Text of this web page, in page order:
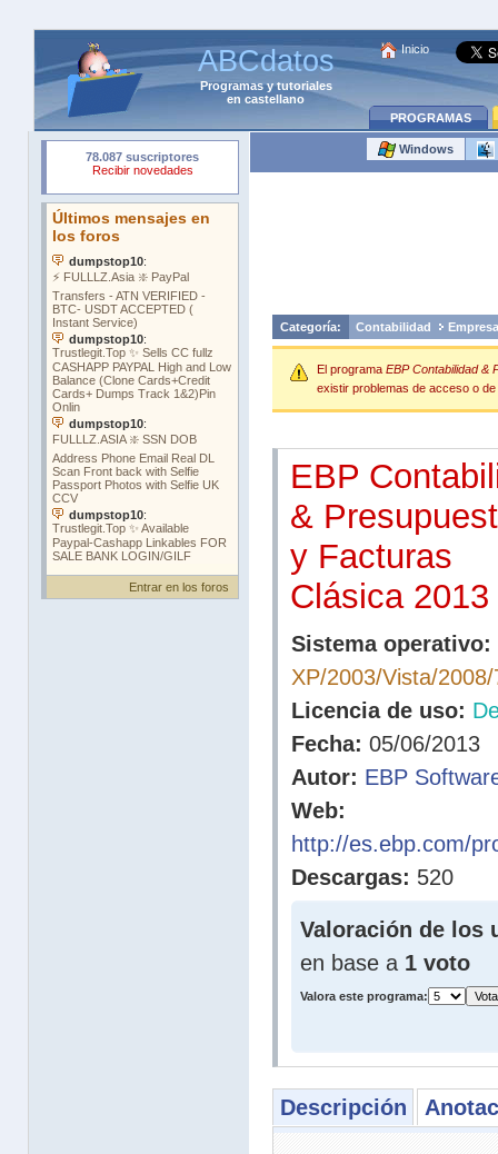
ABCdatos
Programasytutoriales
en castellano
Inicio
PROGRAMAS
Entrar en los foros
Windows
Categoría: Contabilidad
El programa EBP Contabilidad &
existir problemas de acceso o
EBP
&
y Facturas
Clásica 2013
Sistema operativo:
XP/2003/Vista/2008/
Licencia de uso:
Fecha: 05/06/2013
Autor: EBP
Web:
http://es.ebp.com/
Descargas: 520
Valoración de los
en base a 1 voto
Valora este programa:
Descripción